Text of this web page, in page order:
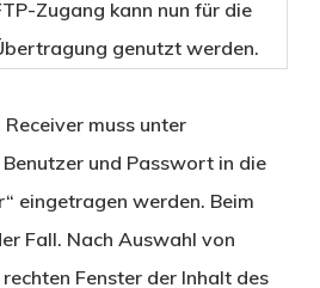
Zugang kann nun für die
genutzt werden.
muss unter
und Passwort in die
eingetragen werden. Beim
Fall. Nach Auswahl von
Fenster der Inhalt des